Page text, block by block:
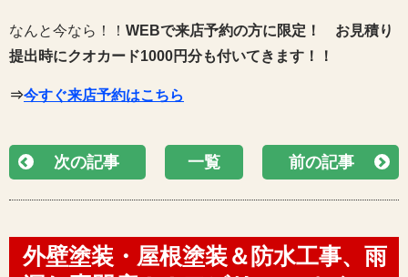
なんと今なら！！ WEBで来店予約の方に限定！
お見積り
提出時にクオカード1000円分も付いてきます！！
⇒今すぐ来店予約はこちら
次の記事 一覧 前の記事
外壁塗装・屋根塗装＆防水工事、雨